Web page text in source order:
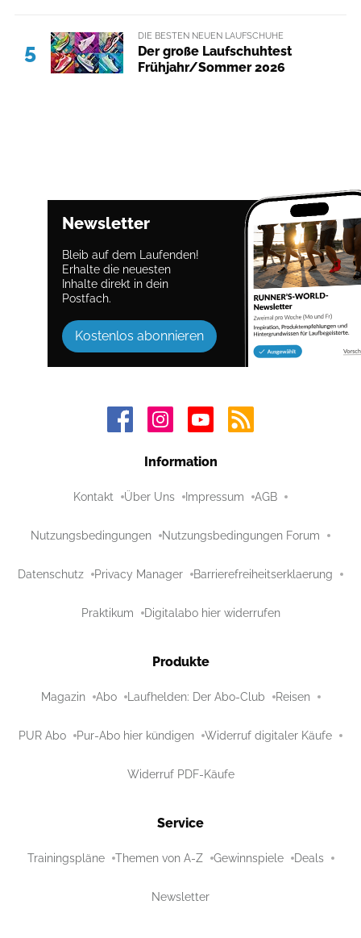
5
DIE BESTEN NEUEN LAUFSCHUHE
Der große Laufschuhtest
Frühjahr/Sommer 2026
Newsletter
Bleib auf dem Laufenden!
Erhalte die neuesten
Inhalte direkt in dein
Postfach.
Kostenlos abonnieren
Information
Kontakt Über Uns Impressum AGB
Nutzungsbedingungen Nutzungsbedingungen Forum
Datenschutz Privacy Manager Barrierefreiheitserklaerung
Praktikum Digitalabo hier widerrufen
Produkte
Magazin Abo Laufhelden: Der Abo-Club Reisen
PUR Abo Pur-Abo hier kündigen Widerruf digitaler Käufe
Widerruf PDF-Käufe
Service
Trainingspläne Themen von A-Z Gewinnspiele Deals
Newsletter